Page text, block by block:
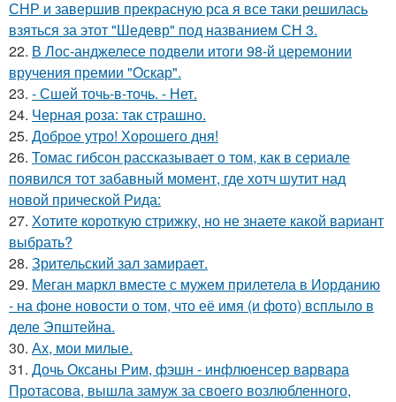
СНР и завершив прекрасную рса я все таки решилась
взяться за этот "Шедевр" под названием СН 3.
22. В Лос-анджелесе подвели итоги 98-й церемонии
вручения премии "Оскар".
23. - Сшей точь-в-точь. - Нет.
24. Черная роза: так страшно.
25. Доброе утро! Хорошего дня!
26. Томас гибсон рассказывает о том, как в сериале
появился тот забавный момент, где хотч шутит над
новой прической Рида:
27. Хотите короткую стрижку, но не знаете какой вариант
выбрать?
28. Зрительский зал замирает.
29. Меган маркл вместе с мужем прилетела в Иорданию
- на фоне новости о том, что её имя (и фото) всплыло в
деле Эпштейна.
30. Ах, мои милые.
31. Дочь Оксаны Рим, фэшн - инфлюенсер варвара
Протасова, вышла замуж за своего возлюбленного,